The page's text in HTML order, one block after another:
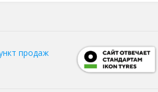
продаж